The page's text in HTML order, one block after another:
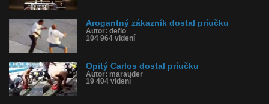
Arogantný zákazník dostal príučku
Autor: deflo
104 964 videní
Opitý Carlos dostal príučku
Autor: marauder
19 404 videní